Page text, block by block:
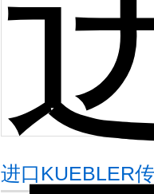
进口KUEBLER